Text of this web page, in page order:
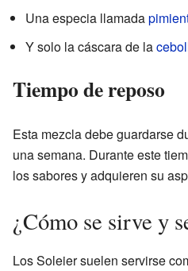
Una especia llamada
Y solo la cáscara de la
Tiempo de reposo
Esta mezcla debe guardarse
una semana. Durante este
los sabores y adquieren su
¿Cómo se sirve y
Los Soleier suelen servirse